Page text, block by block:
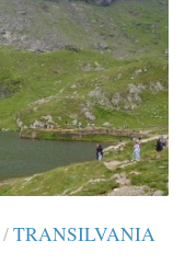
/TRANSILVANIA